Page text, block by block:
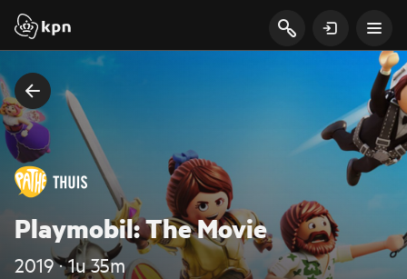
Playmobil: The Movie
2019 ‧ 1u 35m